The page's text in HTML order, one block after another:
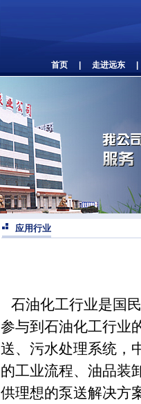
首页 走进远东
应用行业
石油化工行业是国
参与到石油化工行业
送、污水处理系统，
的工业流程、油品装
供理想的泵送解决方